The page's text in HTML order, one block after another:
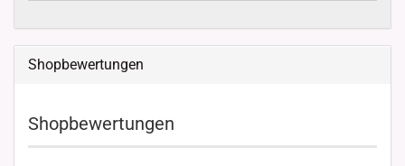
Shopbewertungen
Shopbewertungen